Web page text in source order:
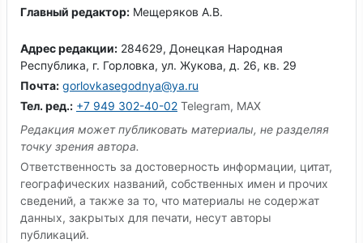
Главный редактор: Мещеряков А.В.
Адрес редакции: 284629, Донецкая Народная
Республика, г. Горловка, ул. Жукова, д. 26, кв. 29
Почта: gorlovkasegodnya@ya.ru
Тел. ред.: +7 949 302-40-02 Telegram, MAX
Редакция может публиковать материалы, не разделяя
точку зрения автора.
Ответственность за достоверность информации, цитат,
географических названий, собственных имен и прочих
сведений, а также за то, что материалы не содержат
данных, закрытых для печати, несут авторы
публикаций.